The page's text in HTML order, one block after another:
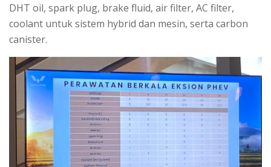
DHT oil, spark plug, brake fluid, air filter, AC filter,
coolant untuk sistem hybrid dan mesin, serta carbon
canister.